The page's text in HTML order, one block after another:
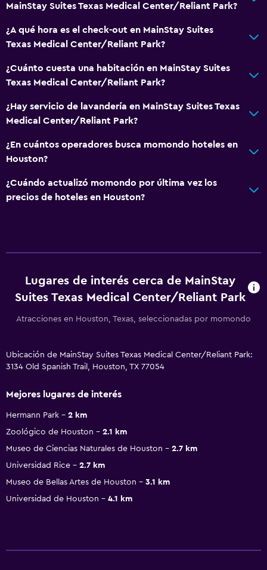
MainStay Suites Texas Medical Center/Reliant Park?
¿A qué hora es el check-out en MainStay Suites
Texas Medical Center/Reliant Park?
¿Cuánto cuesta una habitación en MainStay Suites
Texas Medical Center/Reliant Park?
¿Hay servicio de lavandería en MainStay Suites Texas
Medical Center/Reliant Park?
¿En cuántos operadores busca momondo hoteles en
Houston?
¿Cuándo actualizó momondo por última vez los
precios de hoteles en Houston?
Lugares de interés cerca de MainStay
Suites Texas Medical Center/Reliant Park
Atracciones en Houston, Texas, seleccionadas por momondo
Ubicación de MainStay Suites Texas Medical Center/Reliant Park:
3134 Old Spanish Trail, Houston, TX 77054
Mejores lugares de interés
Hermann Park
2 km
Zoológico de Houston
2.1 km
Museo de Ciencias Naturales de Houston
2.7 km
Universidad Rice
2.7 km
Museo de Bellas Artes de Houston
3.1 km
Universidad de Houston
4.1 km